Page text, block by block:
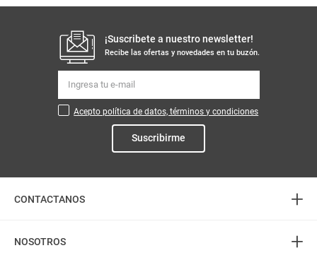
¡Suscribete a nuestro newsletter!
Recibe las ofertas y novedades en tu buzón.
Acepto política de datos, términos y condiciones
Suscribirme
CONTACTANOS +
Atención telefónica
NOSOTROS +